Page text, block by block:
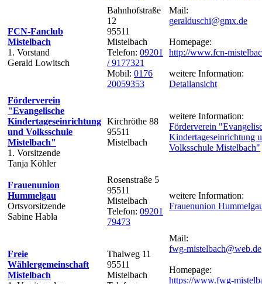
FCN-Fanclub
Mistelbach
1. Vorstand
Gerald Lowitsch
Bahnhofstraße
12
95511
Mistelbach
Telefon: 09201
/ 9177321
Mobil: 0176
20059353
Mail:
geralduschi@gmx.de
Homepage:
http://www.fcn-
weitere Information:
Detailansicht
Förderverein
"Evangelische
Kindertageseinrichtung
und Volksschule
Mistelbach"
1. Vorsitzende
Tanja Köhler
Kirchröthe 88
95511
Mistelbach
weitere Information:
Förderverein
Kindertageseinrichtung
Volksschule Mistelbach"
Frauenunion
Hummelgau
Ortsvorsitzende
Sabine Habla
Rosenstraße 5
95511
Mistelbach
Telefon: 09201
79473
weitere Information:
Frauenunion
Freie
Wählergemeinschaft
Mistelbach
Thalweg 11
95511
Mistelbach
Mail:
fwg-mistelbach@web.de
Homepage:
https://www.fwg-